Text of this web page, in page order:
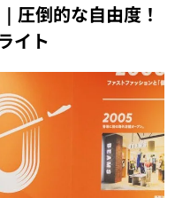
圧倒的な自由度！
イト